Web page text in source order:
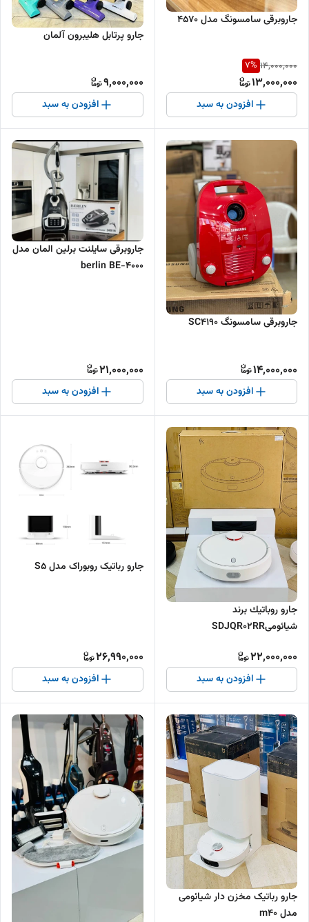
جاروبرقی سامسونگ مدل ۴۵۷۰
14,000,000
7%
13,000,000
افزودن به سبد
جارو پرتابل هلیبرون آلمان
9,000,000
افزودن به سبد
جاروبرقی سامسونگ SC4190
14,000,000
افزودن به سبد
جاروبرقی سایلنت برلین المان مدل
berlin BE-4000
21,000,000
افزودن به سبد
جارو روباتيك برند
شیائومیSDJQR02RR
22,000,000
افزودن به سبد
جارو رباتیک روبوراک مدل S5
26,990,000
افزودن به سبد
جارو رباتیک مخزن دار شیائومی
مدل m40